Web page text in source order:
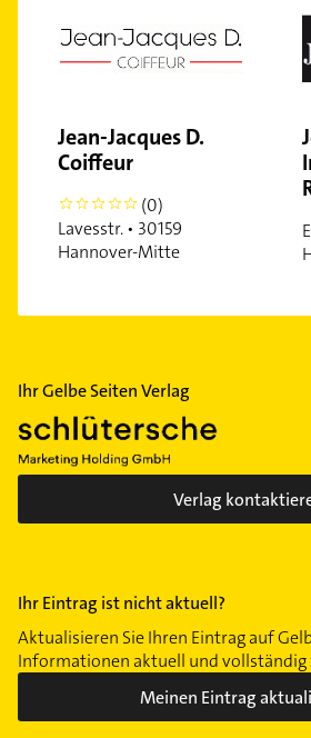
Oberricklingen
Stöcken
Vahrenheide
Vahrenwald
Vinnhorst
Wülfel
Wettbergen
Jean-Jacques D.
Coiffeur
0
(0)
Lavesstr. • 30159
Hannover-Mitte
Ihr Gelbe Seiten Verlag
Verlag
Ihr Eintrag ist nicht aktuell?
Aktualisieren Sie Ihren Eintrag auf
Informationen aktuell und vollständig
Meinen Eintrag